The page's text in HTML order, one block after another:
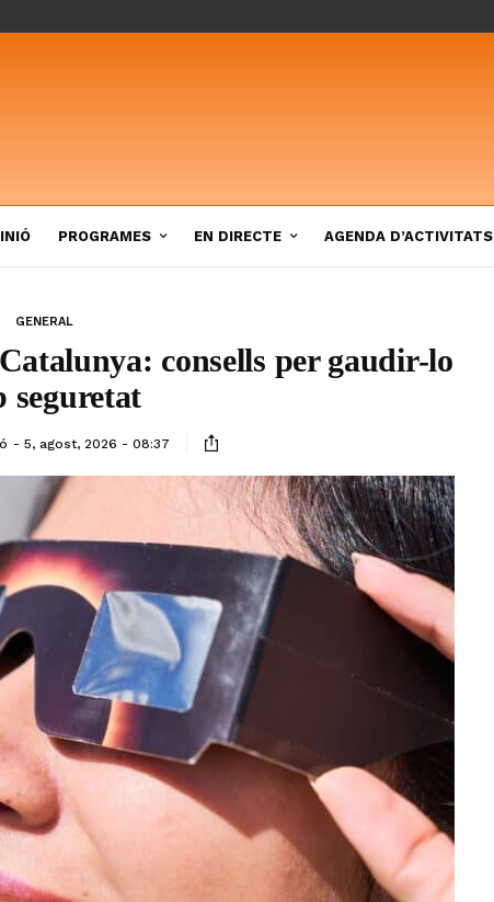
PROGRAMES EN DIRECTE AGENDA D’ACTIVITATS
GENERAL
consells per gaudir-lo
seguretat
5, agost, 2026 - 08:37